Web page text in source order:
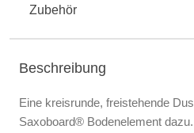
Zubehör
Beschreibung
Eine kreisrunde, freistehende
Saxoboard® Bodenelement